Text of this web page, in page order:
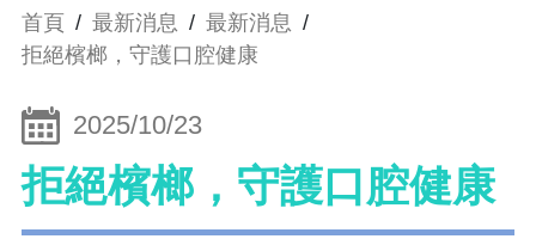
首頁 / 最新消息 / 最新消息 /
拒絕檳榔，守護口腔健康
2025/10/23
拒絕檳榔，守護口腔健康